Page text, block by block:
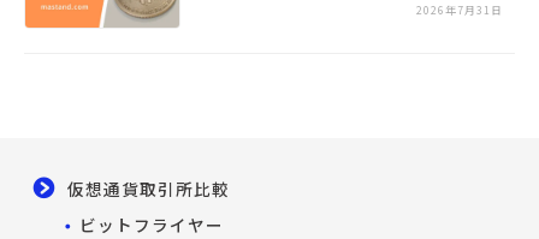
2026年7月31日
仮想通貨取引所比較
ビットフライヤー